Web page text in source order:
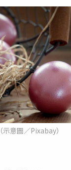
意圖／Pixabay）